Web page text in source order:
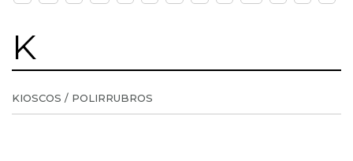
K
KIOSCOS / POLIRRUBROS